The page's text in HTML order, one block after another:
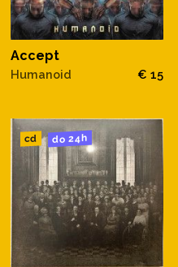
Accept
Humanoid € 15
cd do 24h